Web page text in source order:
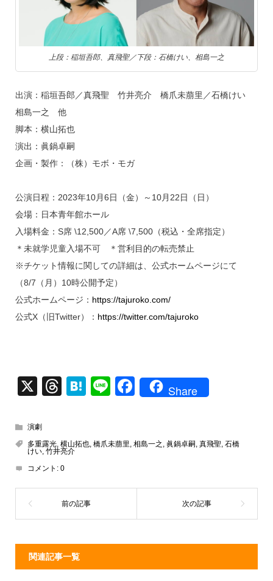
上段：稲垣吾郎、真飛聖／下段：石橋けい、相島一之
出演：稲垣吾郎／真飛聖 竹井亮介 橋爪未萠里／石橋けい
相島一之 他
脚本：横山拓也
演出：眞鍋卓嗣
企画・製作：（株）モボ・モガ
公演日程：2023年10月6日（金）～10月22日（日）
会場：日本青年館ホール
入場料金：S席 \12,500／A席 \7,500（税込・全席指定）
＊未就学児童入場不可 ＊営利目的の転売禁止
※チケット情報に関しての詳細は、公式ホームページにて
（8/7（月）10時公開予定）
公式ホームページ： https://tajuroko.com/
公式X（旧Twitter）： https://twitter.com/tajuroko
X
T
a
d
s
H
n
Li
F
e
o
k
Share
演劇
多重露光, 横山拓也, 橋爪未萠里 相島一之 眞鍋卓嗣 真飛聖 石橋
けい, 竹井亮介
コメント: 0
関連記事一覧